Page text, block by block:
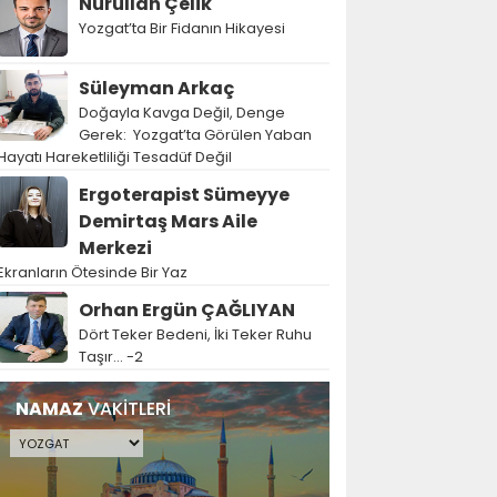
Yozgat’ta Bir Fidanın Hikayesi
Süleyman Arkaç
Doğayla Kavga Değil, Denge
Gerek: Yozgat’ta Görülen Yaban
Hareketliliği Tesadüf Değil
Ergoterapist Sümeyye
Demirtaş Mars Aile
Merkezi
Ötesinde Bir Yaz
Orhan Ergün ÇAĞLIYAN
Dört Teker Bedeni, İki Teker Ruhu
Taşır… -2
NAMAZVAKİTLERİ